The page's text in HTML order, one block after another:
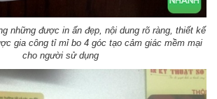
những được in ấn đẹp, nội dung rõ ràng, thiết kế
gia công tỉ mỉ bo 4 góc tạo cảm giác mềm mại
cho người sử dụng